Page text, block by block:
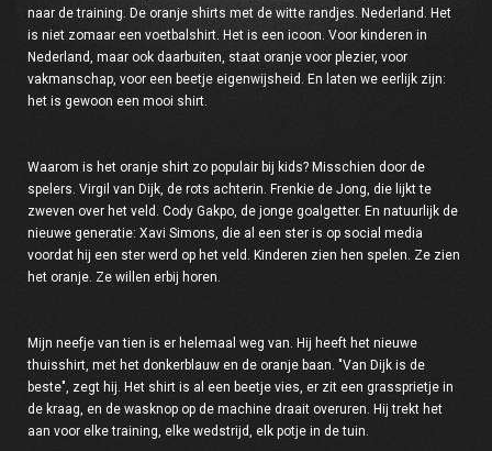
naar de training. De oranje shirts met de witte randjes. Nederland. Het
is niet zomaar een voetbalshirt. Het is een icoon. Voor kinderen in
Nederland, maar ook daarbuiten, staat oranje voor plezier, voor
vakmanschap, voor een beetje eigenwijsheid. En laten we eerlijk zijn:
het is gewoon een mooi shirt.
Waarom is het oranje shirt zo populair bij kids? Misschien door de
spelers. Virgil van Dijk, de rots achterin. Frenkie de Jong, die lijkt te
zweven over het veld. Cody Gakpo, de jonge goalgetter. En natuurlijk de
nieuwe generatie: Xavi Simons, die al een ster is op social media
voordat hij een ster werd op het veld. Kinderen zien hen spelen. Ze zien
het oranje. Ze willen erbij horen.
Mijn neefje van tien is er helemaal weg van. Hij heeft het nieuwe
thuisshirt, met het donkerblauw en de oranje baan. "Van Dijk is de
beste", zegt hij. Het shirt is al een beetje vies, er zit een grassprietje in
de kraag, en de wasknop op de machine draait overuren. Hij trekt het
aan voor elke training, elke wedstrijd, elk potje in de tuin.